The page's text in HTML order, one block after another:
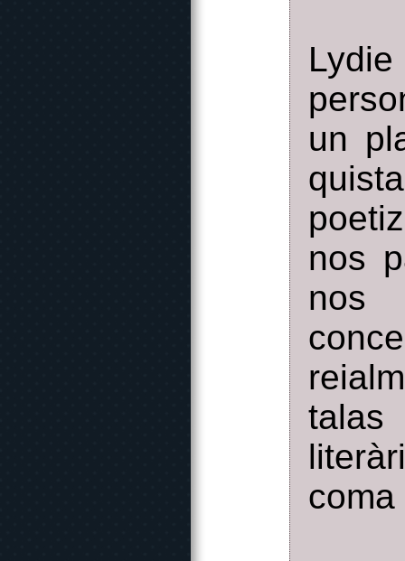
un
nos
nos
coma